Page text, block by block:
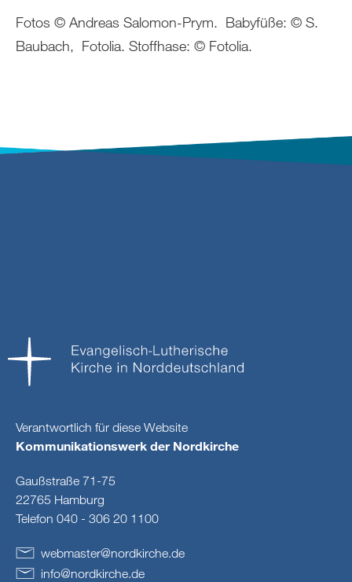
Fotos © Andreas Salomon-Prym. Babyfüße: © S.
Baubach, Fotolia. Stoffhase: © Fotolia.
Verantwortlich für diese Website
Kommunikationswerk der Nordkirche
Gaußstraße 71-75
22765 Hamburg
Telefon 040 - 306 20 1100
webmaster@nordkirche.de
info@nordkirche.de